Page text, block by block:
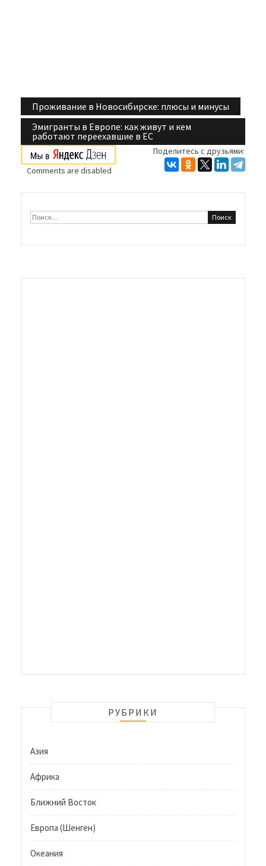
Навигация
по
записям
Проживание в Новосибирске: плюсы и минусы
Эмигранты в Европе: как живут и кем
работают переехавшие в ЕС
Поделитесь с друзьями:
Comments are disabled
Найти:
РУБРИКИ
Азия
Африка
Ближний Восток
Европа (Шенген)
Океания